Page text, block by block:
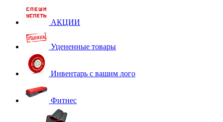
АКЦИИ
Уцененные товары
Инвентарь с вашим лого
Фитнес